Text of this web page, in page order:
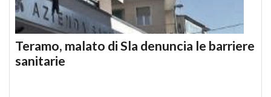
Teramo, malato di Sla denuncia le barriere
sanitarie